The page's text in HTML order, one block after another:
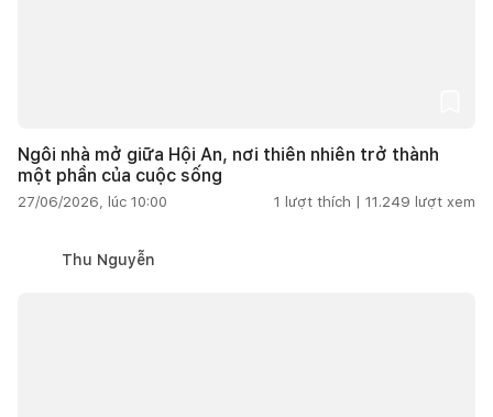
Ngôi nhà mở giữa Hội An, nơi thiên nhiên trở thành
một phần của cuộc sống
27/06/2026, lúc 10:00 1 lượt thích | 11.249 lượt xem
Thu Nguyễn